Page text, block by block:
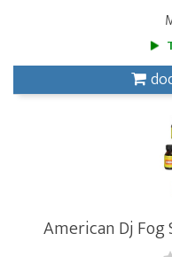
American Dj